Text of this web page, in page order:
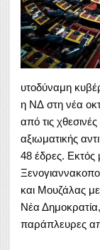
υτοδύναμη
η ΝΔ στη νέα
από τις
αξιωματικής
48 έδρες.
και Μουζάλας
Νέα
παράπλευρες